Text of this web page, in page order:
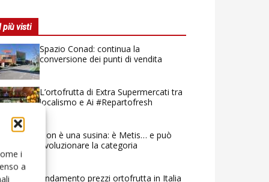
i
a
più visti
Spazio Conad: continua la
conversione dei punti di vendita
L’ortofrutta di Extra Supermercati tra
localismo e Ai #Repartofresh
Non è una susina: è Metis… e può
rivoluzionare la categoria
Andamento prezzi ortofrutta in Italia